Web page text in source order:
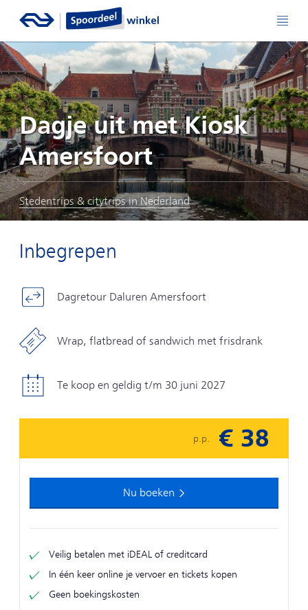
Dagje uit met Kiosk
Amersfoort
Stedentrips & citytrips in Nederland
Inbegrepen
Dagretour Daluren Amersfoort
Wrap, flatbread of sandwich met frisdrank
Te koop en geldig t/m 30 juni 2027
p.p. € 38
Nu boeken
Veilig betalen met iDEAL of creditcard
In één keer online je vervoer en tickets kopen
Geen boekingskosten